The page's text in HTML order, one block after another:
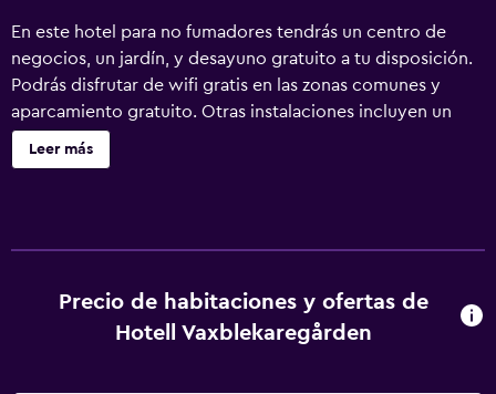
En este hotel para no fumadores tendrás un centro de
negocios, un jardín, y desayuno gratuito a tu disposición.
Podrás disfrutar de wifi gratis en las zonas comunes y
aparcamiento gratuito. Otras instalaciones incluyen un
salón de eventos. Se ofrece un servicio de limpieza a
petición. Hotell Vaxblekaregården ofrece 18 alojamientos
vestidas con ropa de cama de alta calidad. Se ofrece una
televisión de pantalla plana con canales por cable. Este
Leer más
Precio de habitaciones y ofertas de
Hotell Vaxblekaregården